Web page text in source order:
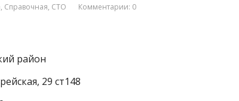
, Справочная, СТО Комментарии: 0
район
29 ст148